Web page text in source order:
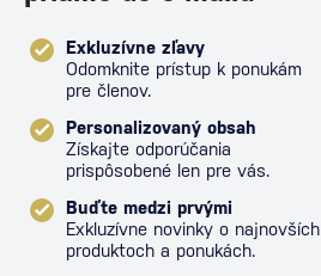
Exkluzívne zľavy
Odomknite prístup k ponukám
pre členov.
Personalizovaný obsah
Získajte odporúčania
prispôsobené len pre vás.
Buďte medzi prvými
Exkluzívne novinky o najnovších
produktoch a ponukách.